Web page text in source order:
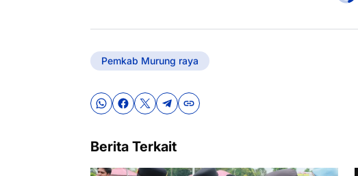
Pemkab Murung raya
Berita Terkait